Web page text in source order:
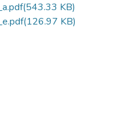
(543.33 KB)
(126.97 KB)